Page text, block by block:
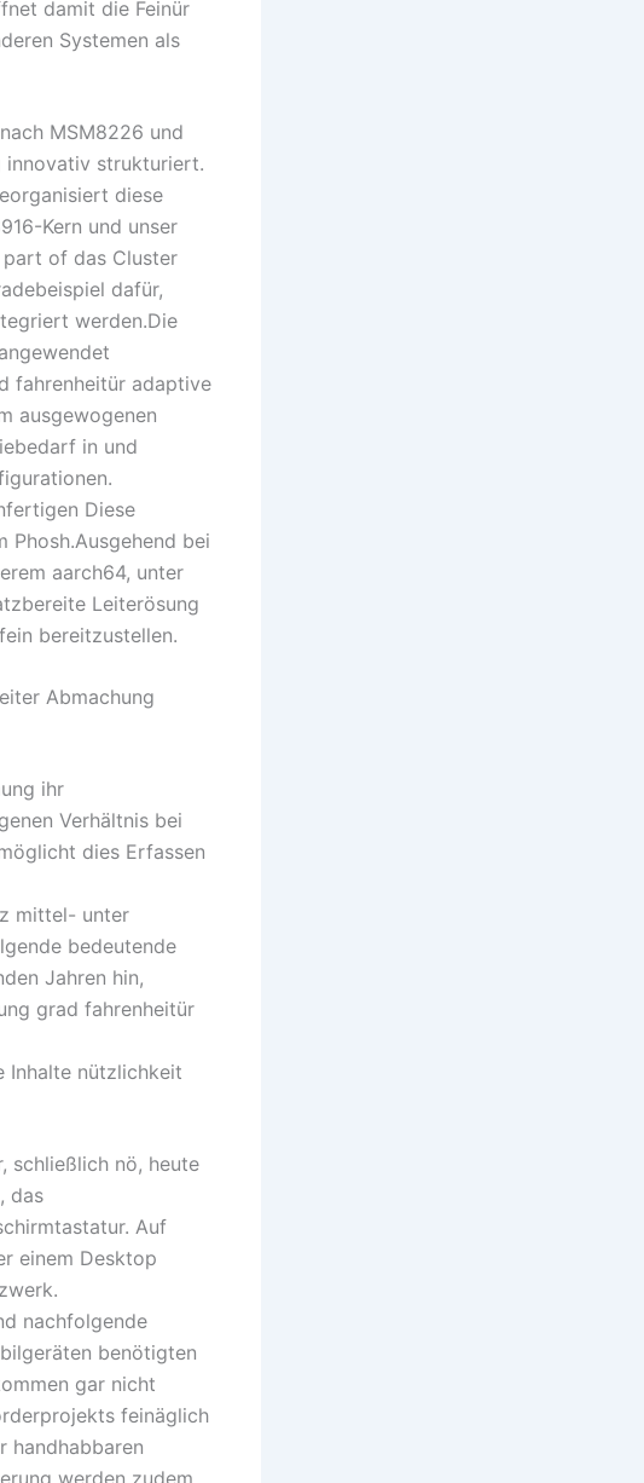
damit die Feinür
Systemen als
MSM8226 und
innovativ strukturiert.
diese
Kern und unser
part of das Cluster
dafür,
werden.Die
fahrenheitür adaptive
ausgewogenen
in und
Diese
bei
aarch64, unter
Leiterösung
bereitzustellen.
Abmachung
ihr
Verhältnis bei
dies Erfassen
mittel- unter
bedeutende
Jahren hin,
grad fahrenheitür
Inhalte nützlichkeit
schließlich nö, heute
das
Auf
einem Desktop
nachfolgende
benötigten
gar nicht
feinäglich
handhabbaren